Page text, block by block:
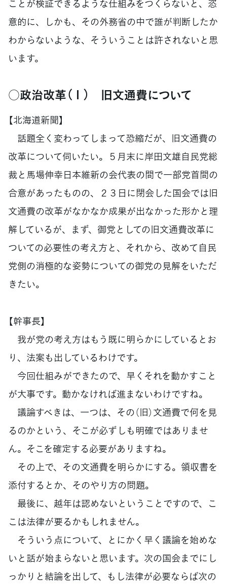
ことが検証できるような仕組みをつくらないと、恣
意的に、しかも、その外務省の中で誰が判断したか
わからないような、そういうことは許されないと思
います。
○政治改革（１） 旧文通費について
【北海道新聞】
話題全く変わってしまって恐縮だが、旧文通費の
改革について伺いたい。５月末に岸田文雄自民党総
裁と馬場伸幸日本維新の会代表の間で一部党首間の
合意があったものの、２３日に閉会した国会では旧
文通費の改革がなかなか成果が出なかった形かと理
解しているが、まず、御党としての旧文通費改革に
ついての必要性の考え方と、それから、改めて自民
党側の消極的な姿勢についての御党の見解をいただ
きたい。
【幹事長】
我が党の考え方はもう既に明らかにしているとお
り、法案も出しているわけです。
今回仕組みができたので、早くそれを動かすこと
が大事です。動かなければ進まないわけですね。
議論すべきは、一つは、その（旧）文通費で何を見
るのかという、そこが必ずしも明確ではありませ
ん。そこを確定する必要がありますね。
その上で、その文通費を明らかにする。領収書を
添付するとか、そのやり方の問題。
最後に、越年は認めないということですので、こ
こは法律が要るかもしれません。
そういう点について、とにかく早く議論を始めな
いと話が始まらないと思います。次の国会までにし
っかりと結論を出して、もし法律が必要ならば次の